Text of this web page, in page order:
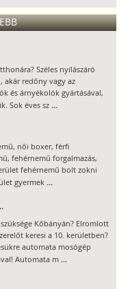
Széles nyílászáró
akár redőny vagy az
és árnyékolók gyártásával,
Sok éves sz ...
női boxer, férfi
fehérnemű forgalmazás,
fehérnemű bolt zokni
gyermek ...
Kőbányán? Elromlott
keresi a 10. kerületben?
automata mosógép
Automata m ...